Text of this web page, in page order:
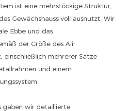
ist eine mehrstöckige Struktur,
Gewächshauss voll ausnutzt. Wir
Ebbe und das
der Größe des Ali-
einschließlich mehrerer Sätze
und einem
gaben wir detaillierte